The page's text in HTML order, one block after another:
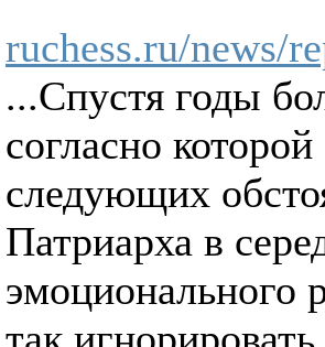
ruchess.ru/news/
...Спустя годы
согласно
следующих
Патриарха в
эмоционального